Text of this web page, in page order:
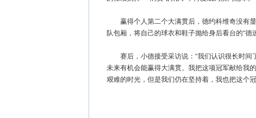
赢得个人第二个大满贯后，德约科维奇没有显
队包厢，将自己的球衣和鞋子抛给身后看台的“德迷
赛后，小德接受采访说：“我们认识很长时间
未来有机会能赢得大满贯。我把这项冠军献给我
艰难的时光，但是我们仍在坚持着，我也把这个